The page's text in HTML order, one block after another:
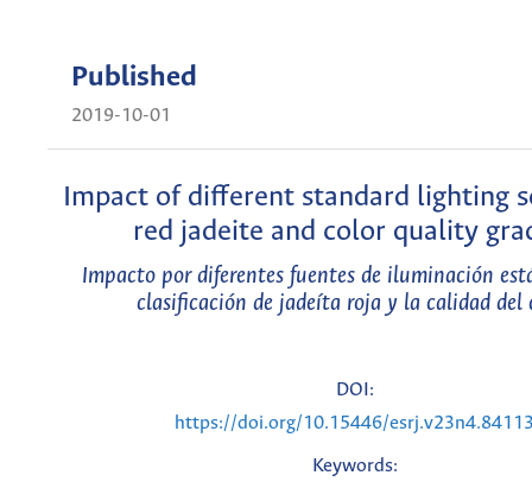
Published
2019-10-01
Impact of different standard lighting
red jadeite and color quality
Impacto por diferentes fuentes de iluminación
clasificación de jadeíta roja y la calidad del
DOI:
https://doi.org/10.15446/
Keywords: